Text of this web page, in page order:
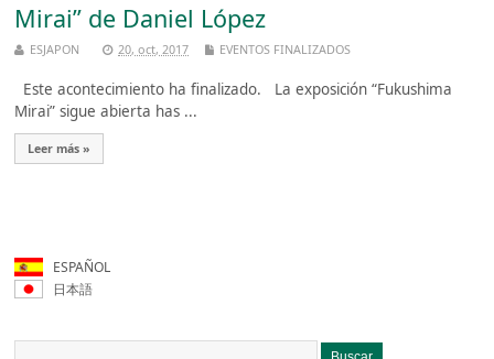
Mirai” de Daniel López
ESJAPON 20, oct, 2017 EVENTOS FINALIZADOS
Este acontecimiento ha finalizado. La exposición “Fukushima
Mirai” sigue abierta has ...
Leer más »
ESPAÑOL
日本語